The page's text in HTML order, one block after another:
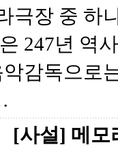
극장 중 하
247년 역
감독으로
[사설] 메모